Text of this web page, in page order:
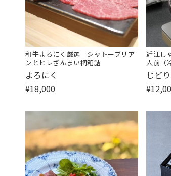
和牛よろにく厳選 シャトーブリア
ンとヒレざんまい桐箱詰
販
売
よろにく
¥18,000
近江し
人前（
販
売
じど